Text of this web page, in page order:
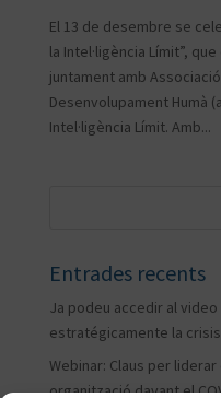
El 13 de desembre se
la Intel·ligència Límit”,
juntament amb
Desenvolupament Humà
Intel·ligència Límit. Amb...
Entrades recents
Ja podeu accedir al
estratégicamente la
Webinar: Claus per
organització davant el